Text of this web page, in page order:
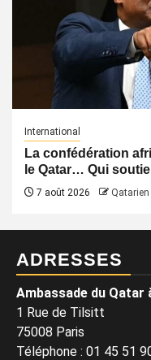
International
La confédération
le Qatar… Qui
7 août 2026 Qatarien
ADRESSES
Ambassade du Qatar
1 Rue de Tilsitt
75008 Paris
Téléphone : 01 45 51